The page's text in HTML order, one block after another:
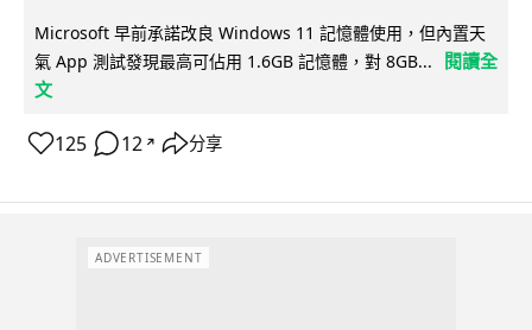
Microsoft 早前承諾改良 Windows 11 記憶體使用，但內置天
氣 App 測試發現最高可佔用 1.6GB 記憶體，對 8GB...
閱讀全
文
125 12 ↗ 分享
ADVERTISEMENT